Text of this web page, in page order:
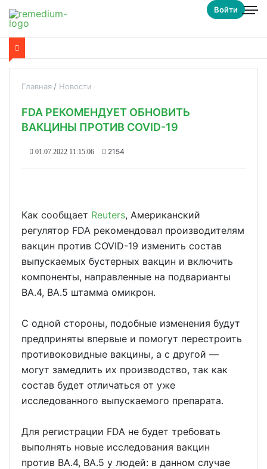
Войти
Главная Новости
FDA РЕКОМЕНДУЕТ ОБНОВИТЬ
ВАКЦИНЫ ПРОТИВ COVID-19
01.07.2022 11:15:06 2154
Как сообщает Reuters, Американский
регулятор FDA рекомендовал производителям
вакцин против COVID-19 изменить состав
выпускаемых бустерных вакцин и включить
компоненты, направленные на подварианты
BA.4, BA.5 штамма омикрон.
С одной стороны, подобные изменения будут
предприняты впервые и помогут перестроить
противоковидные вакцины, а с другой —
могут замедлить их производство, так как
состав будет отличаться от уже
исследованного выпускаемого препарата.
Для регистрации FDA не будет требовать
выполнять новые исследования вакцин
против BA.4, BA.5 у людей: в данном случае